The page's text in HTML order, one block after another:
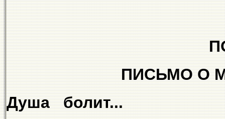
ПИСЬМО О
Душа болит...